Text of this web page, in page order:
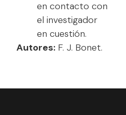
en contacto con
el investigador
en cuestión.
Autores: F. J. Bonet.